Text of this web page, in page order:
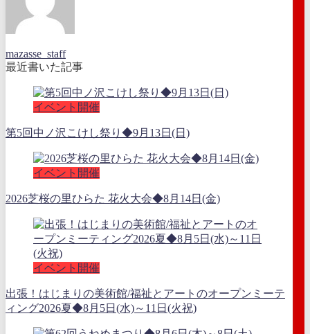
mazasse_staff
最近書いた記事
イベント開催
第5回中ノ沢こけし祭り◆9月13日(日)
イベント開催
2026芝桜の里ひらた 花火大会◆8月14日(金)
イベント開催
出張！はじまりの美術館/福祉とアートのオープンミーテ
ィング2026夏◆8月5日(水)～11日(火祝)